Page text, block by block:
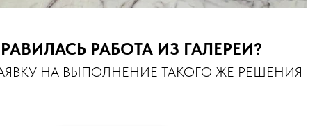
РАБОТА ИЗ ГАЛЕРЕИ?
НА ВЫПОЛНЕНИЕ ТАКОГО ЖЕ РЕШЕНИЯ